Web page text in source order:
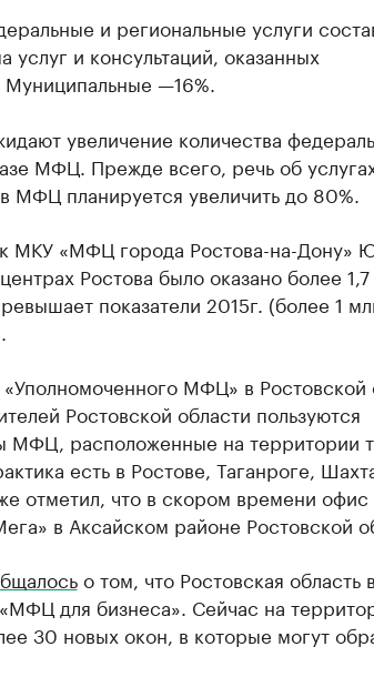
и региональные услуги
и консультаций, оказанных
—16%.
увеличение количества
МФЦ. Прежде всего, речь об
МФЦ планируется увеличить до 80%.
МКУ «МФЦ города Ростова-на-Дону»
Ростова было оказано более
показатели 2015г. (более 1
МФЦ» в Ростовской
Ростовской области пользуются
МФЦ, расположенные на территории
есть в Ростове, Таганроге,
отметил, что в скором времени
в Аксайском районе Ростовской
о том, что Ростовская область
для бизнеса». Сейчас на
30 новых окон, в которые могут